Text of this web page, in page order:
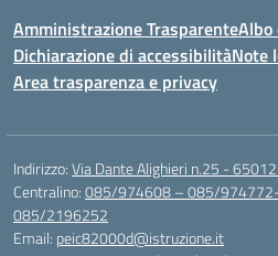
Amministrazione TrasparenteAlbo
Dichiarazione di accessibilitàNote
Area trasparenza e privacy
Indirizzo:Via Dante Alighieri n.25 -
Centralino:085/974608 – 085/
085/2196252
Email: peic82000d@istruzione.it